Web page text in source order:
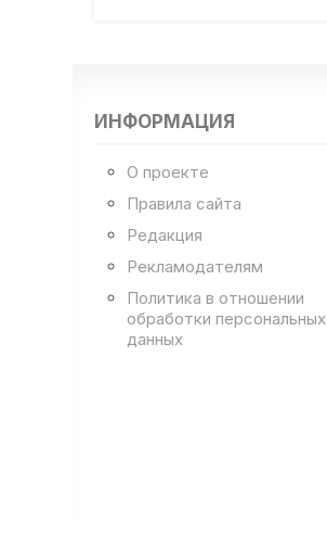
ИНФОРМАЦИЯ
О проекте
Правила сайта
Редакция
Рекламодателям
Политика в отношении
обработки персональных
данных